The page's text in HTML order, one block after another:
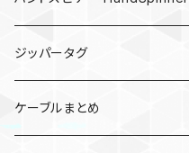
ジッパータグ
ケーブルまとめ